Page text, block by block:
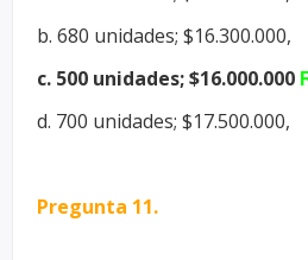
b. 680 unidades; $16.300.000,
c. 500 unidades; $16.000.000
d. 700 unidades; $17.500.000,
Pregunta 11.